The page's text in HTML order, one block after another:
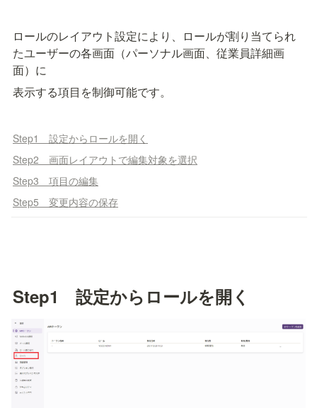
ロールのレイアウト設定により、ロールが割り当てられ
たユーザーの各画面（パーソナル画面、従業員詳細画
面）に
表示する項目を制御可能です。
Step1 設定からロールを開く
Step2 画面レイアウトで編集対象を選択
Step3 項目の編集
Step5 変更内容の保存
Step1　設定からロールを開く